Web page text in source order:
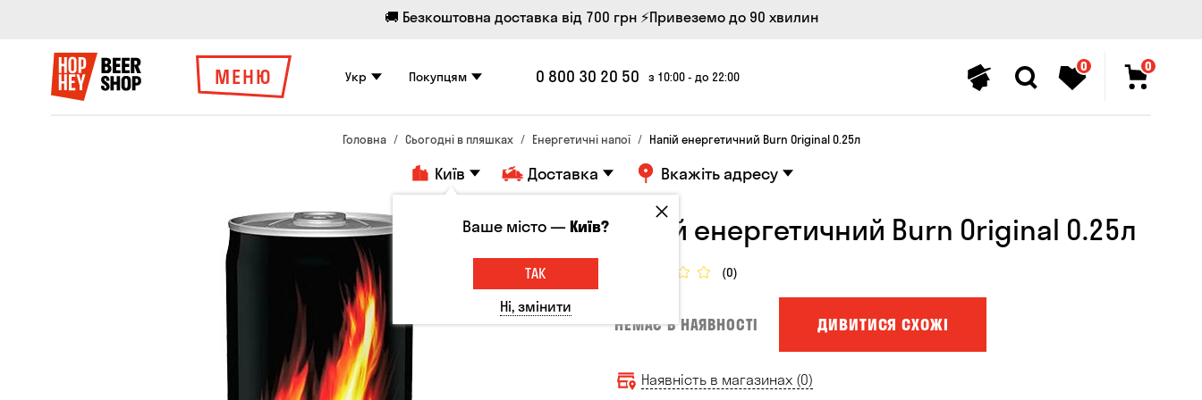
🚚 Безкоштовна доставка від 700 грн ⚡Привеземо до 90 хвилин
МЕНЮ Укр Покупцям 0 800 30 20 50 з 10:00 - до 22:00
0 0
Головна Сьогодні в пляшках Енергетичні напої Напій енергетичний Burn Original 0.25л
Київ Доставка Вкажіть адресу
Напій енергетичний Burn Original 0.25л
(0)
НЕМАЄ В НАЯВНОСТІ ДИВИТИСЯ СХОЖІ
Наявність в магазинах (0)
Ваше місто —Київ?
ТАК
Ні, змінити